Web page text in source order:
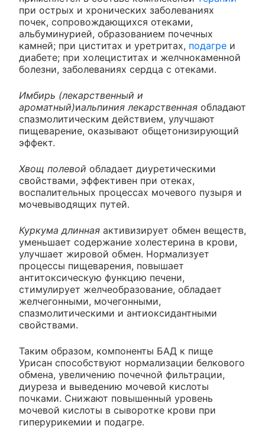
при острых и хронических заболеваниях
почек, сопровождающихся отеками,
альбуминурией, образованием почечных
камней; при циститах и уретритах, подагре и
диабете; при холециститах и желчнокаменной
болезни, заболеваниях сердца с отеками.
Имбирь (лекарственный и
ароматный)иальпиния лекарственная обладают
спазмолитическим действием, улучшают
пищеварение, оказывают общетонизирующий
эффект.
Хвощ полевой обладает диуретическими
свойствами, эффективен при отеках,
воспалительных процессах мочевого пузыря и
мочевыводящих путей.
Куркума длинная активизирует обмен веществ,
уменьшает содержание холестерина в крови,
улучшает жировой обмен. Нормализует
процессы пищеварения, повышает
антитоксическую функцию печени,
стимулирует желчеобразование, обладает
желчегонными, мочегонными,
спазмолитическими и антиоксидантными
свойствами.
Таким образом, компоненты БАД к пище
Урисан способствуют нормализации белкового
обмена, увеличению почечной фильтрации,
диуреза и выведению мочевой кислоты
почками. Снижают повышенный уровень
мочевой кислоты в сыворотке крови при
гиперурикемии и подагре.